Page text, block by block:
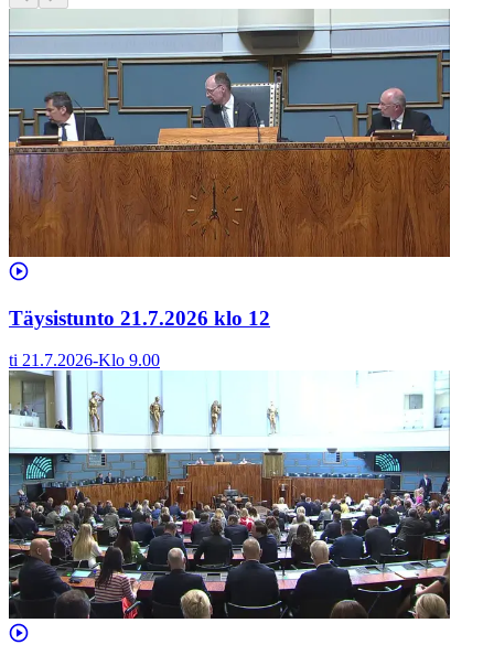
Täysistunto 21.7.2026 klo 12
ti 21.7.2026-Klo 9.00